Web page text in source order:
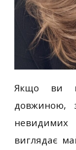
Якщо ви
довжиною,
виглядає